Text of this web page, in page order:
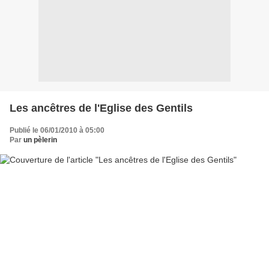
Les ancêtres de l'Eglise des Gentils
Publié le 06/01/2010 à 05:00
Par un pèlerin